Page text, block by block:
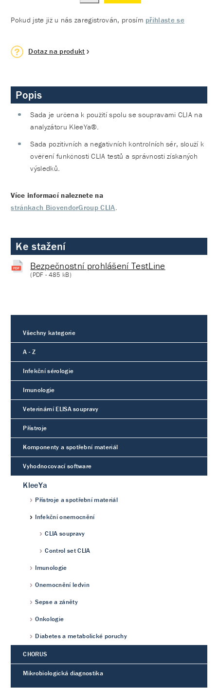
Pokud jste již u nás zaregistrován, prosím přihlaste se
Dotaz na produkt
Popis
Sada je určena k použití spolu se soupravami CLIA na
analyzátoru KleeYa®.
Sada pozitivních a negativních kontrolních sér, slouží k
ověření funkčnosti CLIA testů a správnosti získaných
výsledků.
Více informací naleznete na
stránkach BiovendorGroup CLIA.
Ke stažení
Bezpečnostní prohlášení TestLine
(PDF - 485 kB)
Všechny kategorie
A - Z
Infekční sérologie
Imunologie
Veterinární ELISA soupravy
Přístroje
Komponenty a spotřební materiál
Vyhodnocovací software
KleeYa
Přístroje a spotřební materiál
Infekční onemocnění
CLIA soupravy
Control set CLIA
Imunologie
Onemocnění ledvin
Sepse a záněty
Onkologie
Diabetes a metabolické poruchy
CHORUS
Mikrobiologická diagnostika